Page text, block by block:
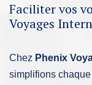
Faciliter vos
Voyages
Chez Phenix
simplifions